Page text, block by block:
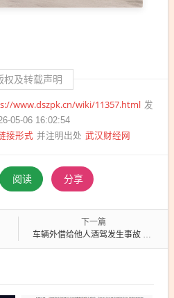
权及转载声明
www.dszpk.cn/wiki/11357.html 发
05-06 16:02:54
接形式 并注明出处 武汉财经网
阅读 分享
下一篇
车辆外借给他人酒驾发生事故 车主该不该担责 最高法解释